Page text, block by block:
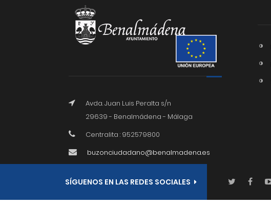
Avda. Juan Luis Peralta s/n
29639 - Benalmádena - Málaga
Centralita : 952579800
buzonciudadano@benalmadena.es
SÍGUENOS EN LAS REDES SOCIALES